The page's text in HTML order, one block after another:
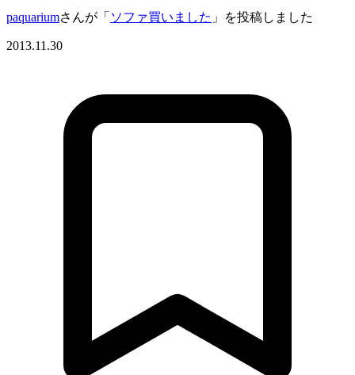
paquariumさんが「 ソファ買いました 」を投稿しました
2013.11.30